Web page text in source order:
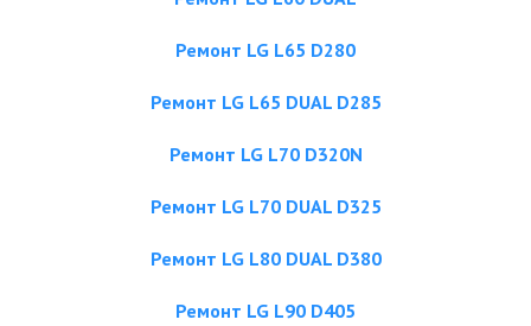
Ремонт LG L65 D280
Ремонт LG L65 DUAL D285
Ремонт LG L70 D320N
Ремонт LG L70 DUAL D325
Ремонт LG L80 DUAL D380
Ремонт LG L90 D405